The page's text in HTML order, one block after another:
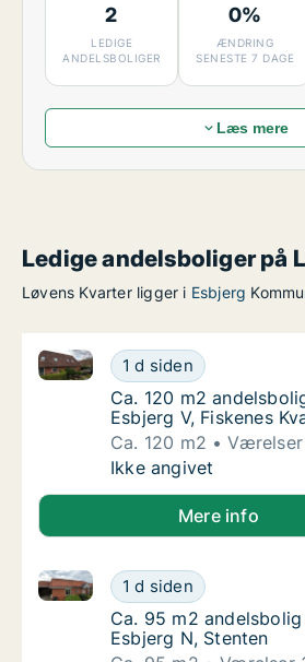
2
LEDIGE
ANDELSBOLIGER
0%
ÆNDRING
SENESTE 7 DAGE
Læs mere
Ledige andelsboliger på
Løvens Kvarter ligger i Esbjerg
Ca. 120 m2
1 d siden
Ca. 120 m2 andelsbolig til
Ca. 120 m2
Ca. 120 m2
Esbjerg V, Fiskenes
Ca. 120 m2
Ca. 120 m2
Ikke angivet
Mere info
Ca. 95 m2
1 d siden
Ca. 95 m2 andelsbolig til salg
Ca. 95 m2
Ca. 95 m2
Esbjerg N, Stenten